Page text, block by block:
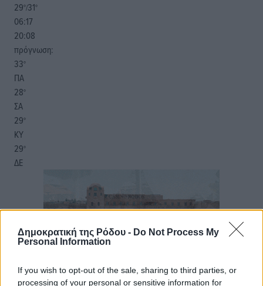
Δημοκρατική της Ρόδου - Do Not Process My
Personal Information
If you wish to opt-out of the sale, sharing to third parties, or
processing of your personal or sensitive information for
29°/31°
06:17
20:08
πρόγνωση:
33°
ΠΑ
28°
ΣΑ
29°
ΚΥ
29°
ΔΕ